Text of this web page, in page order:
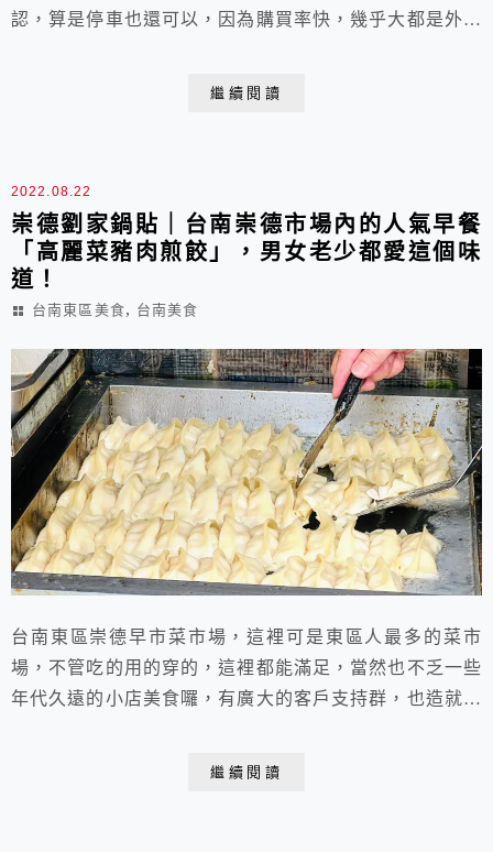
認，算是停車也還可以，因為購買率快，幾乎大都是外帶
繼續閱讀
2022.08.22
崇德劉家鍋貼｜台南崇德市場內的人氣早餐
「高麗菜豬肉煎餃」，男女老少都愛這個味
道！
台南東區美食, 台南美食
台南東區崇德早市菜市場，這裡可是東區人最多的菜市
場，不管吃的用的穿的，這裡都能滿足，當然也不乏一些
年代久遠的小店美食囉，有廣大的客戶支持群，也造就不
繼續閱讀